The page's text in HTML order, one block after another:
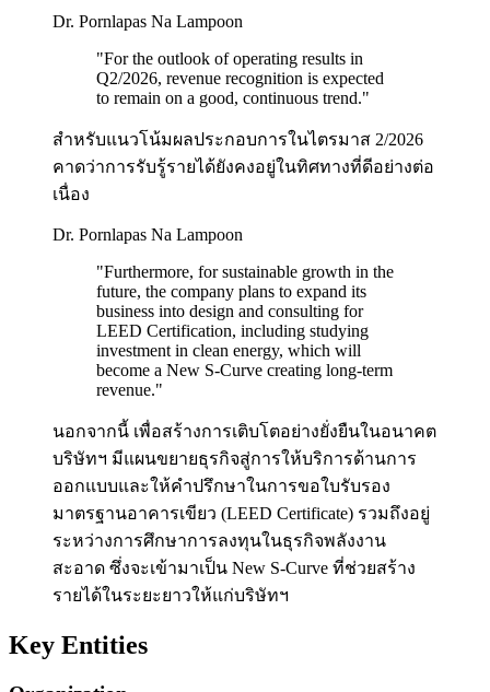
Dr. Pornlapas Na Lampoon
"For the outlook of operating results in
Q2/2026, revenue recognition is expected
to remain on a good, continuous trend."
สำหรับแนวโน้มผลประกอบการในไตรมาส 2/2026
คาดว่าการรับรู้รายได้ยังคงอยู่ในทิศทางที่ดีอย่างต่อ
เนื่อง
Dr. Pornlapas Na Lampoon
"Furthermore, for sustainable growth in the
future, the company plans to expand its
business into design and consulting for
LEED Certification, including studying
investment in clean energy, which will
become a New S-Curve creating long-term
revenue."
นอกจากนี้ เพื่อสร้างการเติบโตอย่างยั่งยืนในอนาคต
บริษัทฯ มีแผนขยายธุรกิจสู่การให้บริการด้านการ
ออกแบบและให้คำปรึกษาในการขอใบรับรอง
มาตรฐานอาคารเขียว (LEED Certificate) รวมถึงอยู่
ระหว่างการศึกษาการลงทุนในธุรกิจพลังงาน
สะอาด ซึ่งจะเข้ามาเป็น New S-Curve ที่ช่วยสร้าง
รายได้ในระยะยาวให้แก่บริษัทฯ
Key Entities